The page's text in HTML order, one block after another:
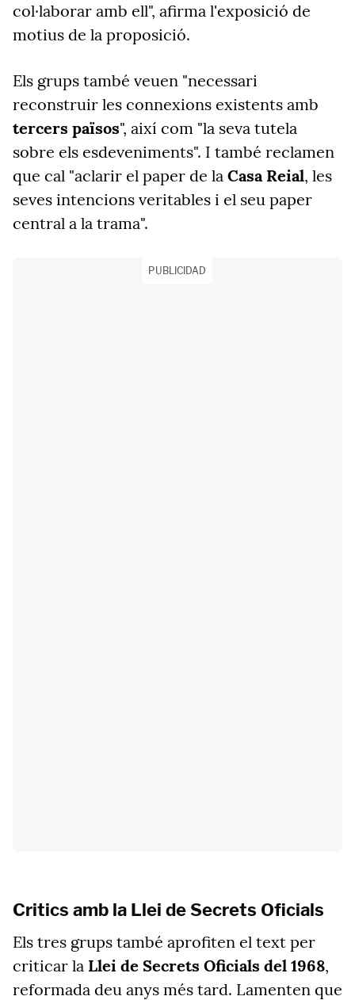
col·laborar amb ell", afirma l'exposició de
motius de la proposició.
Els grups també veuen "necessari
reconstruir les connexions existents amb
tercers països", així com "la seva tutela
sobre els esdeveniments". I també reclamen
que cal "aclarir el paper de la Casa Reial, les
seves intencions veritables i el seu paper
central a la trama".
PUBLICIDAD
Critics amb la Llei de Secrets Oficials
Els tres grups també aprofiten el text per
criticar la Llei de Secrets Oficials del 1968,
reformada deu anys més tard. Lamenten que